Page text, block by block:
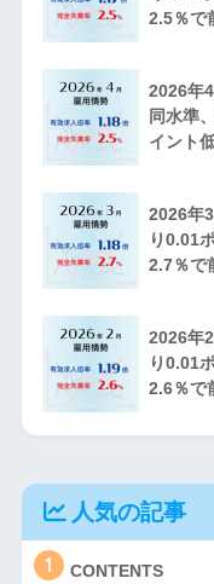
2.5％で
2026年
同水準
イント
2026年
り0.01
2.7％で
2026年
り0.01
2.6％で
人気の記事
1 CONTENTS